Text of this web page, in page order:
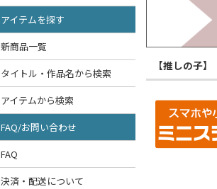
アイテムを探す
新商品一覧
タイトル・作品名から検索
アイテムから検索
FAQ/お問い合わせ
FAQ
決済・配送について
【推しの子】